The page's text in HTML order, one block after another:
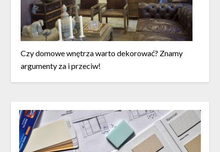
Czy domowe wnętrza warto dekorować? Znamy
argumenty za i przeciw!